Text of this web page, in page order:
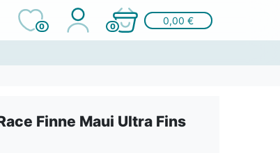
0 0
0,00 €
Finne Maui Ultra Fins